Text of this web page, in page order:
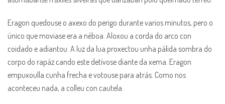
Eragon quedouse o axexo do perigo durante varios minutos, pero o
único que moviase era a néboa. Aloxou a corda do arco con
coidado e adiantou. A luz da lua proxectou unha pálida sombra do
corpo do rapáz cando este detívose diante da xema. Eragon
empuxoulla cunha frecha e votouse para atrás. Como nos
aconteceu nada, a colleu con cautela.